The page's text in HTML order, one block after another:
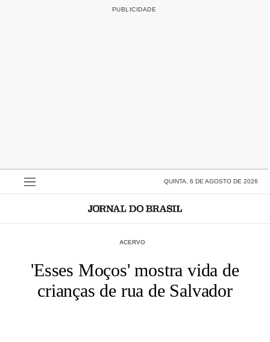
QUINTA, 6 DE AGOSTO DE 2026
ACERVO
'Esses Moços' mostra vida de
crianças de rua de Salvador